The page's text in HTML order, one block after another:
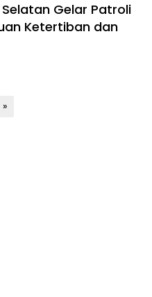
Gelar Patroli
Ketertiban dan